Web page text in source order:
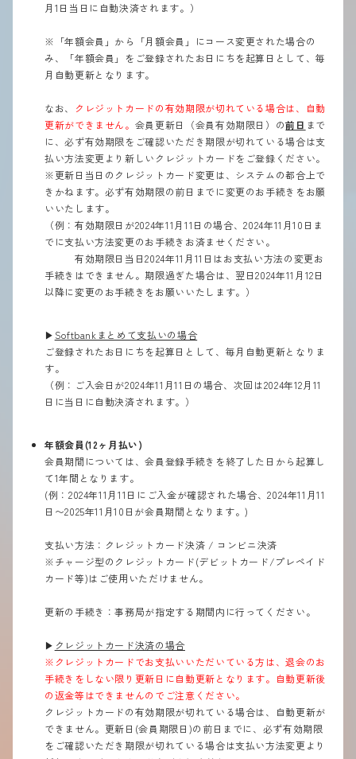
月1日当日に自動決済されます。）
※「年額会員」から「月額会員」にコース変更された場合の
み、「年額会員」をご登録されたお日にちを起算日として、毎
月自動更新となります。
なお、
クレジットカードの有効期限が切れている場合は、自動
更新ができません。 会員更新日（会員有効期限日）の前日 まで
に、必ず有効期限をご確認いただき期限が切れている場合は支
払い方法変更より新しいクレジットカードをご登録ください。
※更新日当日のクレジットカード変更は、システムの都合上で
きかねます。必ず有効期限の前日までに変更のお手続きをお願
いいたします。
（例：有効期限日が2024年11月11日の場合、2024年11月10日ま
でに支払い方法変更のお手続きお済ませください。
有効期限日 当日2024年11月11日はお支払い方法の変更お
手続きはできません。期限過ぎた場合は、翌日2024年11月12日
以降に変更のお手続きをお願いいたします。 ）
▶︎ Softbankまとめて支払いの場合
ご登録されたお日にちを起算日として、毎月自動更新となりま
す。
（例：ご入会日が2024年11月11日の場合、次回は2024年12月11
日に当日に自動決済されます。）
年額会員(12ヶ月払い)
会員期間については、会員登録手続きを終了した日から起算し
て1年間となります。
(例：2024年11月11日にご入金が確認された場合、2024年11月11
日〜2025年11月10日が会員期間となります。)
支払い方法：クレジットカード決済 / コンビニ決済
※チャージ型のクレジットカード(デビットカード/プレペイド
カード等)はご使用いただけません。
更新の手続き：事務局が指定する期間内に行ってください。
▶︎ クレジットカード決済の場合
※クレジットカードでお支払いいただいている方は、退会のお
手続きをしない限り更新日に自動更新となります。自動更新後
の返金等はできませんのでご注意ください。
クレジットカードの有効期限が切れている場合は、自動更新が
できません。更新日(会員期限日)の前日までに、必ず有効期限
をご確認いただき期限が切れている場合は支払い方法変更より